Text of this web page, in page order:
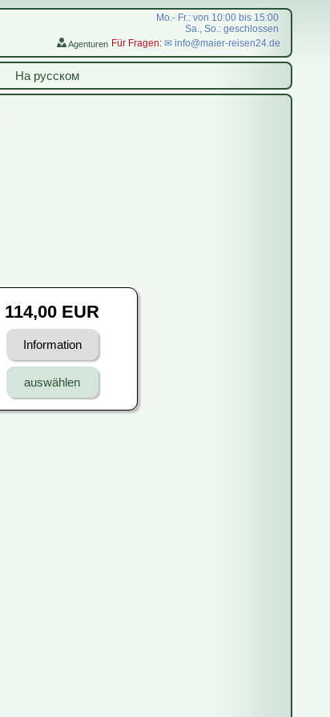
Mo.- Fr.: von 10:00 bis 15:00
Sa., So.: geschlossen
Agenturen Für Fragen: ✉ info@maier-reisen24.de
На русском
114,00 EUR
Information